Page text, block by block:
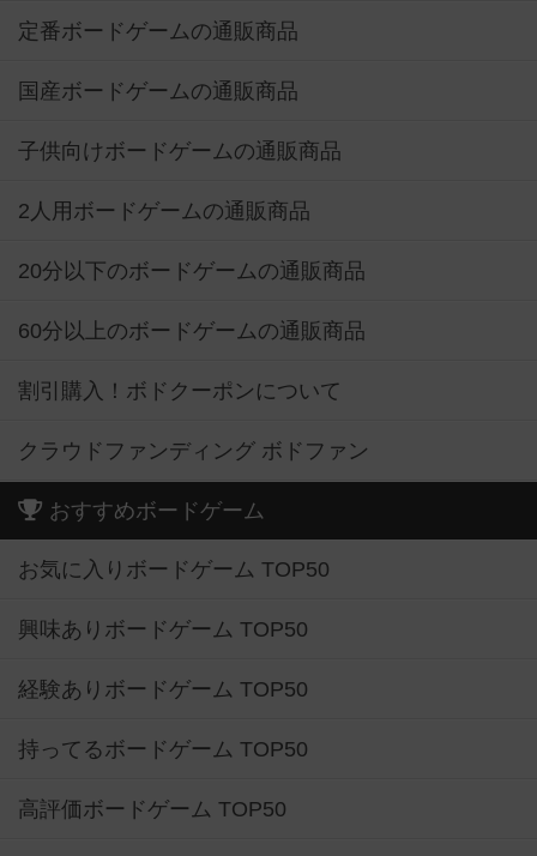
定番ボードゲームの通販商品
国産ボードゲームの通販商品
子供向けボードゲームの通販商品
2人用ボードゲームの通販商品
20分以下のボードゲームの通販商品
60分以上のボードゲームの通販商品
割引購入！ボドクーポンについて
クラウドファンディング ボドファン
おすすめボードゲーム
お気に入りボードゲーム TOP50
興味ありボードゲーム TOP50
経験ありボードゲーム TOP50
持ってるボードゲーム TOP50
高評価ボードゲーム TOP50